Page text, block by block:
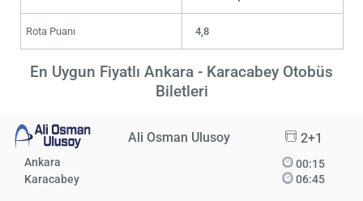
Rota Puanı 4,8
En Uygun Fiyatlı Ankara - Karacabey Otobüs
Biletleri
Ali Osman Ulusoy 2+1
Ankara
Karacabey
00:15
06:45